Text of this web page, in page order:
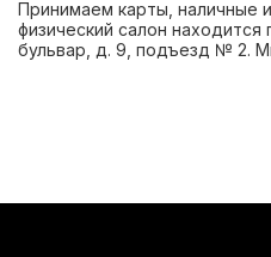
Принимаем карты, наличные
физический салон
бульвар, д. 9, подъезд № 2.